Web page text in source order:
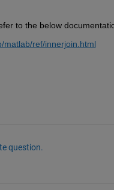
to the below
matlab/ref/innerjoin.html
question.